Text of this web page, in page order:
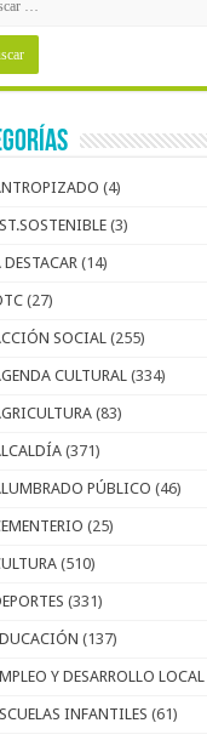
(4)
(3)
DESTACAR (14)
(27)
SOCIAL (255)
CULTURAL (334)
(83)
(371)
PÚBLICO (46)
(25)
(510)
(331)
(137)
Y DESARROLLO LOCAL
INFANTILES (61)